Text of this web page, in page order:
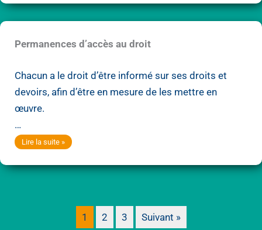
et
Permanences d’accès au droit
Chacun a le droit d’être informé sur ses droits et
devoirs, afin d’être en mesure de les mettre en
œuvre.
…
Permanences
au
Lire la suite »
1 2 3 Suivant »